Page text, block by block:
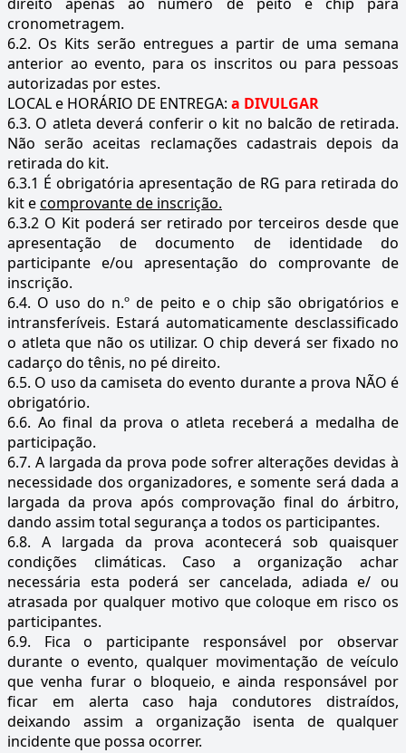
cronometragem.
6.2. Os Kits serão entregues a partir de uma semana
anterior ao evento, para os inscritos ou para pessoas
autorizadas por estes.
LOCAL e HORÁRIO DE ENTREGA: a DIVULGAR
6.3. O atleta deverá conferir o kit no balcão de retirada.
Não serão aceitas reclamações cadastrais depois da
retirada do kit.
6.3.1 É obrigatória apresentação de RG para retirada do
kit ecomprovante de inscrição.
6.3.2 O Kit poderá ser retirado por terceiros desde que
apresentação de documento de identidade do
participante e/ou apresentação do comprovante de
inscrição.
6.4. O uso do n.º de peito e o chip são obrigatórios e
intransferíveis. Estará automaticamente desclassificado
o atleta que não os utilizar. O chip deverá ser fixado no
cadarço do tênis, no pé direito.
6.5. O uso da camiseta do evento durante a prova NÃO é
obrigatório.
6.6. Ao final da prova o atleta receberá a medalha de
participação.
6.7. A largada da prova pode sofrer alterações devidas à
necessidade dos organizadores, e somente será dada a
largada da prova após comprovação final do árbitro,
dando assim total segurança a todos os participantes.
6.8. A largada da prova acontecerá sob quaisquer
condições climáticas. Caso a organização achar
necessária esta poderá ser cancelada, adiada e/ ou
atrasada por qualquer motivo que coloque em risco os
participantes.
6.9. Fica o participante responsável por observar
durante o evento, qualquer movimentação de veículo
que venha furar o bloqueio, e ainda responsável por
ficar em alerta caso haja condutores distraídos,
deixando assim a organização isenta de qualquer
incidente que possa ocorrer.